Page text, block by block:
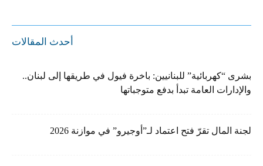
أحدث المقالات
بشرى “كهربائية” للبنانيين: باخرة فيول في طريقها إلى لبنان..
والإدارات العامة تبدأ بدفع متوجباتها
لجنة المال تقرّ فتح اعتماد لـ”أوجيرو” في موازنة 2026